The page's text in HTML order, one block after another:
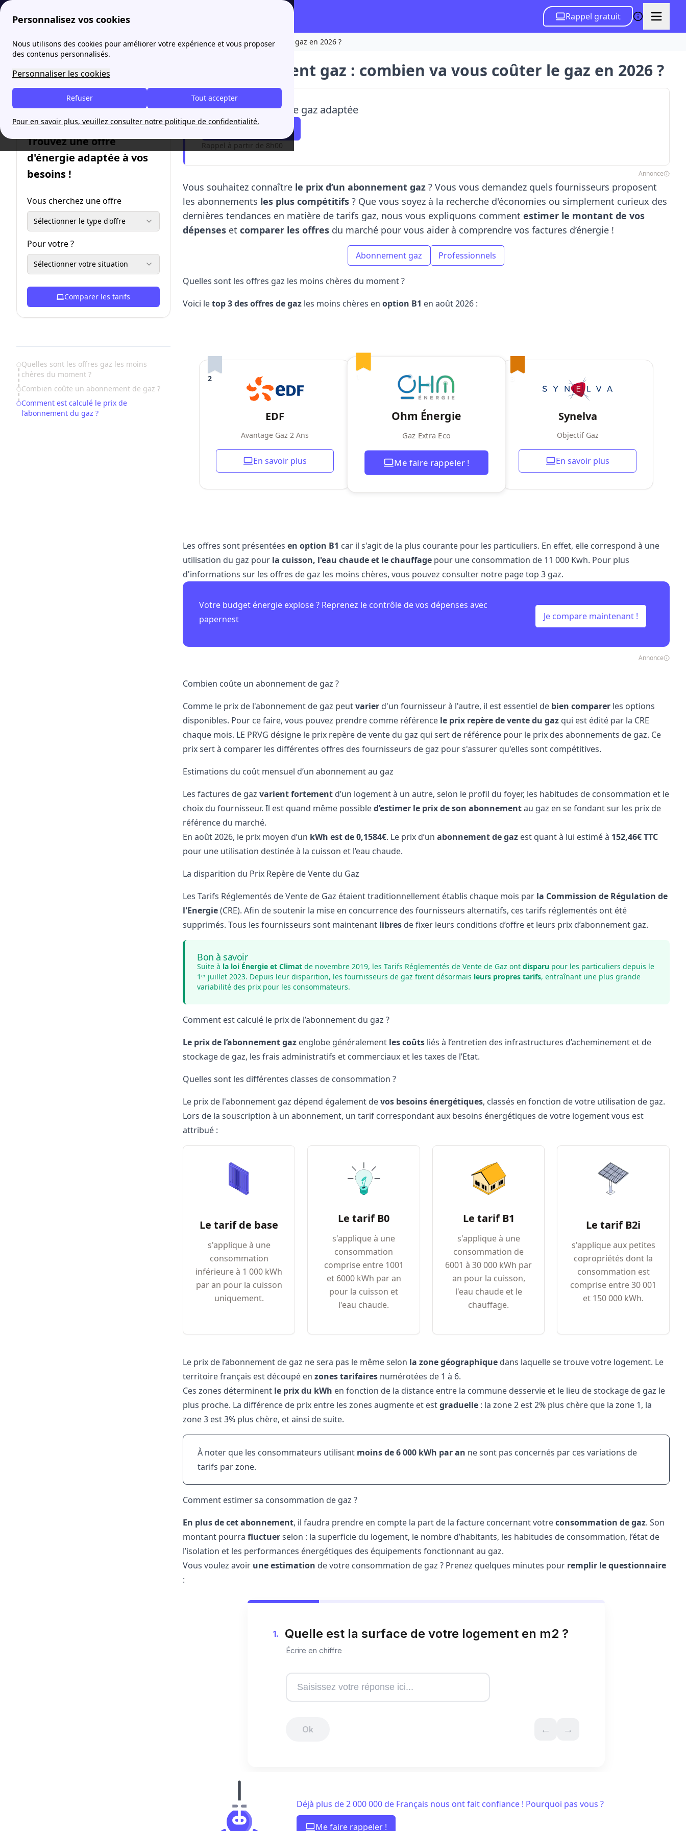
Personnalisez vos cookies
Nous utilisons des cookies pour améliorer votre expérience et vous proposer
des contenus personnalisés.
Personnaliser les cookies
Tout accepter
Refuser
Pour en savoir plus, veuillez consulter notre politique de confidentialité.
Rappel gratuit
papernest Abonnement gaz Prix abonnement gaz : combien va vous coûter le gaz en 2026 ?
Trouvez une offre
d'énergie adaptée à vos
besoins !
Vous cherchez une offre
Sélectionner le type d'offre
Pour votre ?
Sélectionner votre situation
Comparer les tarifs
Table of Contents
Quelles sont les offres gaz les moins
chères du moment ?
Combien coûte un abonnement de gaz ?
Comment est calculé le prix de
l’abonnement du gaz ?
Prix abonnement gaz : combien va vous coûter le gaz en 2026 ?
Trouvez une offre de gaz adaptée
Me faire rappeler !
Rappel à partir de 8h00
Annonce
Vous souhaitez connaître le prix d’un abonnement gaz? Vous vous demandez quels fournisseurs proposent
les abonnements les plus compétitifs? Que vous soyez à la recherche d'économies ou simplement curieux des
dernières tendances en matière de tarifs gaz, nous vous expliquons comment estimer le montant de vos
dépenseset comparer les offresdu marché pour vous aider à comprendre vos factures d’énergie !
Abonnement gaz Professionnels
Quelles sont les offres gaz les moins chères du moment ?
Voici letop 3 des offres de gazles moins chères en option B1 en août 2026 :
Ohm Énergie
Gaz Extra Eco
Me faire rappeler !
2
EDF
Avantage Gaz 2 Ans
En savoir plus
Synelva
Objectif Gaz
En savoir plus
Les offres sont présentées en option B1 car il s'agit de la plus courante pour les particuliers. En effet, elle correspond à une
utilisation du gaz pour la cuisson, l'eau chaude et le chauffagepour une consommation de 11 000 Kwh. Pour plus
d'informations sur les offres de gaz les moins chères, vous pouvez consulter notre page top 3 gaz.
Votre budget énergie explose ? Reprenez le contrôle de vos dépenses avec
papernest
Je compare maintenant !
Annonce
Combien coûte un abonnement de gaz ?
Comme le prix de l'abonnement de gaz peutvarierd'un fournisseur à l'autre, il est essentiel de bien comparerles options
disponibles. Pour ce faire, vous pouvez prendre comme référence le prix repère de vente du gazqui est édité par la CRE
chaque mois. LE PRVG désigne le prix repère de vente du gaz qui sert de référence pour le prix des abonnements de gaz. Ce
prix sert à comparer les différentes offres des fournisseurs de gaz pour s'assurer qu'elles sont compétitives.
Estimations du coût mensuel d’un abonnement au gaz
Les factures de gaz varient fortementd’un logement à un autre, selon le profil du foyer, les habitudes de consommation et le
choix du fournisseur. Il est quand même possibled’estimer le prix de son abonnementau gaz en se fondant sur les prix de
référence du marché.
En août 2026, le prix moyen d’un kWh est de 0,1584€. Le prix d’un abonnement de gazest quant à lui estimé à 152,46€ TTC
pour une utilisation destinée à la cuisson et l’eau chaude.
La disparition du Prix Repère de Vente du Gaz
Les Tarifs Réglementés de Vente de Gaz étaient traditionnellement établis chaque mois par la Commission de Régulation de
l'Energie(CRE). Afin de soutenir la mise en concurrence des fournisseurs alternatifs, ces tarifs réglementés ont été
supprimés. Tous les fournisseurs sont maintenant libresde fixer leurs conditions d’offre et leurs prix d’abonnement gaz.
Bon à savoir
Suite à la loi Énergie et Climatde novembre 2019, les Tarifs Réglementés de Vente de Gaz ont disparupour les particuliers depuis le
1ᵉʳ juillet 2023. Depuis leur disparition, les fournisseurs de gaz fixent désormais leurs propres tarifs, entraînant une plus grande
variabilité des prix pour les consommateurs.
Comment est calculé le prix de l’abonnement du gaz ?
Le prix de l’abonnement gazenglobe généralement les coûtsliés à l’entretien des infrastructures d’acheminement et de
stockage de gaz, les frais administratifs et commerciaux et les taxes de l’Etat.
Quelles sont les différentes classes de consommation ?
Le prix de l'abonnement gaz dépend également devos besoins énergétiques, classés en fonction de votre utilisation de gaz.
Lors de la souscription à un abonnement, un tarif correspondant aux besoins énergétiques de votre logement vous est
attribué :
Le tarif de base
s'applique à une
consommation
inférieure à 1 000 kWh
par an pour la cuisson
uniquement.
Le tarif B0
s'applique à une
consommation
comprise entre 1001
et 6000 kWh par an
pour la cuisson et
l'eau chaude.
Le tarif B1
s'applique à une
consommation de
6001 à 30 000 kWh par
an pour la cuisson,
l'eau chaude et le
chauffage.
Le tarif B2i
s'applique aux petites
copropriétés dont la
consommation est
comprise entre 30 001
et 150 000 kWh.
Le prix de l’abonnement de gaz ne sera pas le même selon la zone géographiquedans laquelle se trouve votre logement. Le
territoire français est découpé en zones tarifairesnumérotées de 1 à 6.
Ces zones déterminent le prix du kWh en fonction de la distance entre la commune desservie et le lieu de stockage de gaz le
plus proche. La différence de prix entre les zones augmente et estgraduelle: la zone 2 est 2% plus chère que la zone 1, la
zone 3 est 3% plus chère, et ainsi de suite.
À noter que les consommateurs utilisantmoins de 6 000 kWh par an ne sont pas concernés par ces variations de
tarifs par zone.
Comment estimer sa consommation de gaz ?
En plus de cet abonnement, il faudra prendre en compte la part de la facture concernant votreconsommation de gaz. Son
montant pourra fluctuerselon : la superficie du logement, le nombre d’habitants, les habitudes de consommation, l’état de
l’isolation et les performances énergétiques des équipements fonctionnant au gaz.
Vous voulez avoir une estimation de votre consommation de gaz ? Prenez quelques minutes pour remplir le questionnaire
:
Déjà plus de 2 000 000 de Français nous ont fait confiance ! Pourquoi pas vous ?
Me faire rappeler !